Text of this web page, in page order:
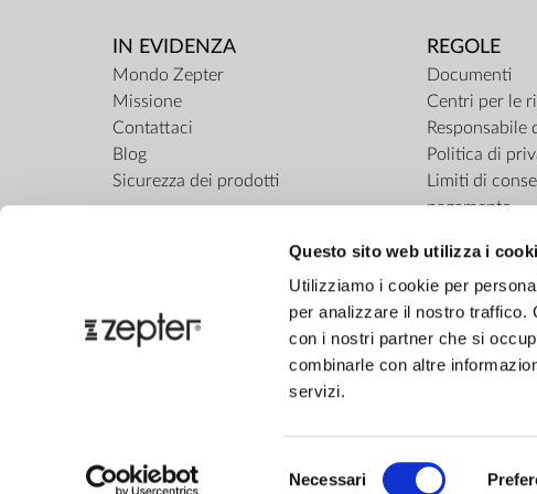
Questo sito web utilizza i
Utilizziamo i cookie per
per analizzare il nostro traffico.
con i nostri partner che si
combinarle con altre
servizi.
Necessari
IN EVIDENZA
Mondo Zepter
Missione
Contattaci
Blog
Sicurezza dei prodotti
REGOLE
Documenti
Centri per le
Responsabile
Politica di
Limiti di
pagamento
Regolamento